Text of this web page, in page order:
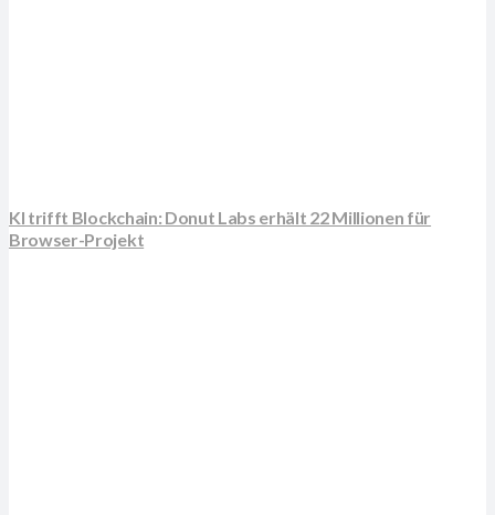
KI trifft Blockchain: Donut Labs erhält 22 Millionen für
Browser-Projekt